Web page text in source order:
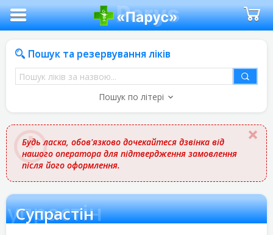
Пошук та резервування ліків
Пошук
ліків
назвою
Пошук по літері
Будь ласка, обов'язково дочекайтеся дзвінка від
нашого оператора для підтвердження замовлення
після його оформлення.
Супрастін